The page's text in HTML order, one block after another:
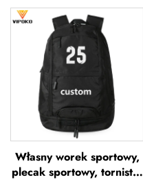
wycieczki i wypoczynek
na otwartym powietrzu,
miękkie torebki ręczne do
biura, wodoodporne
torby typu tote z poliestru
Własny worek sportowy,
plecak sportowy, tornistry